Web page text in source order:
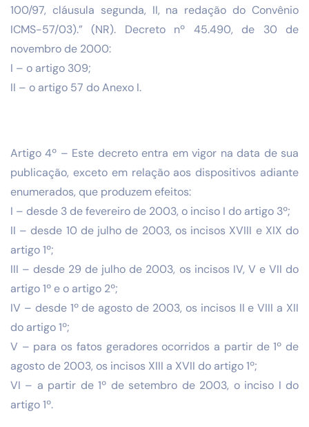
100/97, cláusula segunda, II, na redação do Convênio
ICMS-57/03).” (NR). Decreto nº 45.490, de 30 de
novembro de 2000:
I – o artigo 309;
II – o artigo 57 do Anexo I.
Artigo 4º – Este decreto entra em vigor na data de sua
publicação, exceto em relação aos dispositivos adiante
enumerados, que produzem efeitos:
I – desde 3 de fevereiro de 2003, o inciso I do artigo 3º;
II – desde 10 de julho de 2003, os incisos XVIII e XIX do
artigo 1º;
III – desde 29 de julho de 2003, os incisos IV, V e VII do
artigo 1º e o artigo 2º;
IV – desde 1º de agosto de 2003, os incisos II e VIII a XII
do artigo 1º;
V – para os fatos geradores ocorridos a partir de 1º de
agosto de 2003, os incisos XIII a XVII do artigo 1º;
VI – a partir de 1º de setembro de 2003, o inciso I do
artigo 1º.